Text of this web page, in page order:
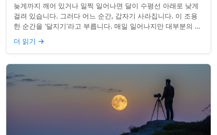
늦게까지 깨어 있거나 일찍 일어나면 달이 수평선 아래로 낮게
걸려 있습니다. 그러다 어느 순간, 갑자기 사라집니다. 이 조용
한 순간을 '달지기'라고 부릅니다. 매일 일어나지만 대부분의 사
람들은 놓치곤 합니다. 핵심 ...
더 읽기 →